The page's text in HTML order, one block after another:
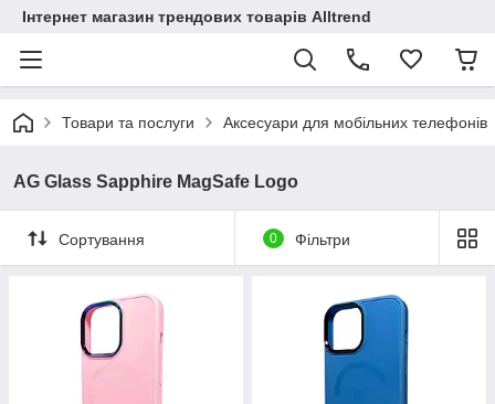
Інтернет магазин трендових товарів Alltrend
Товари та послуги Аксесуари для мобільних телефонів
AG Glass Sapphire MagSafe Logo
Сортування 0 Фільтри